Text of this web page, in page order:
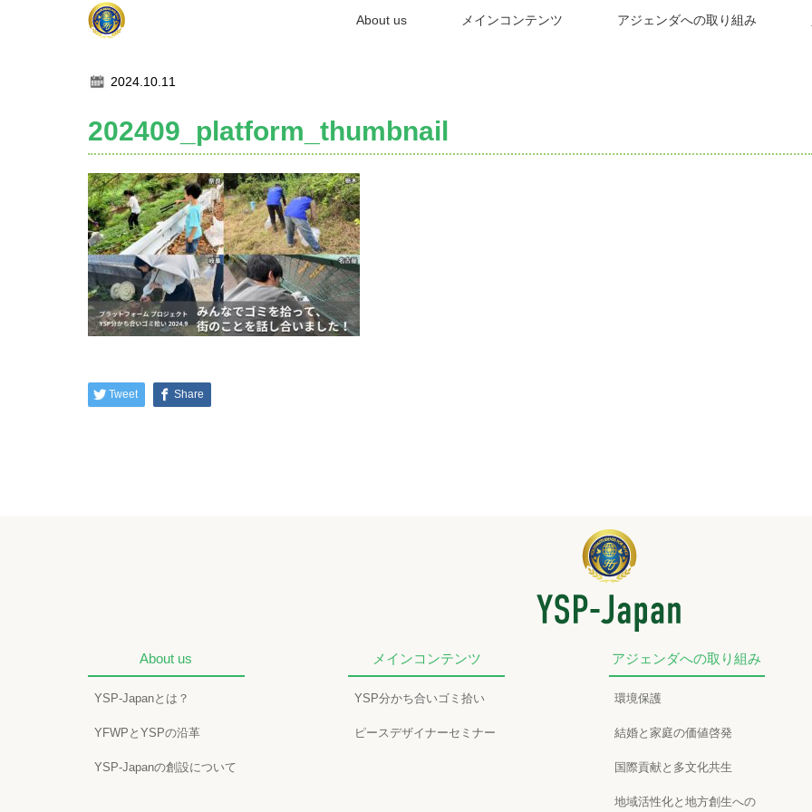
About us メインコンテンツ アジェンダへの取り組み
ホーム
202409_platform_thumbnail
2024.10.11
202409_platform_thumbnail
Tweet Share
About us
YSP-Japanとは？
YFWPとYSPの沿革
YSP-Japanの創設について
メインコンテンツ
YSP分かち合いゴミ拾い
ピースデザイナーセミナー
アジェンダへの取り組み
環境保護
結婚と家庭の価値啓発
国際貢献と多文化共生
地域活性化と地方創生への